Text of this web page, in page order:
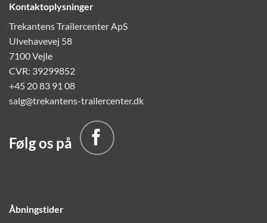
Kontaktoplysninger
Trekantens Trailercenter ApS
Ulvehavevej 58
7100 Vejle
CVR: 39299852
+45 20 83 91 08
salg@trekantens-trailercenter.dk
Følg os på
Åbningstider